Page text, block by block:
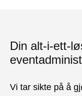
Din alt-i-ett-
Vi tar sikte på å